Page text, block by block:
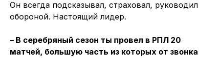
Он всегда подсказывал, страховал, руководил
обороной. Настоящий лидер.
– В серебряный сезон ты провел в РПЛ 20
матчей, большую часть из которых от звонка